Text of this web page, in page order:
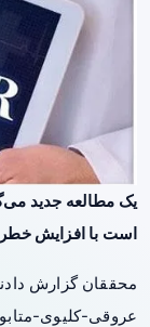
یک مطالعه جدید
است با افزایش خطر